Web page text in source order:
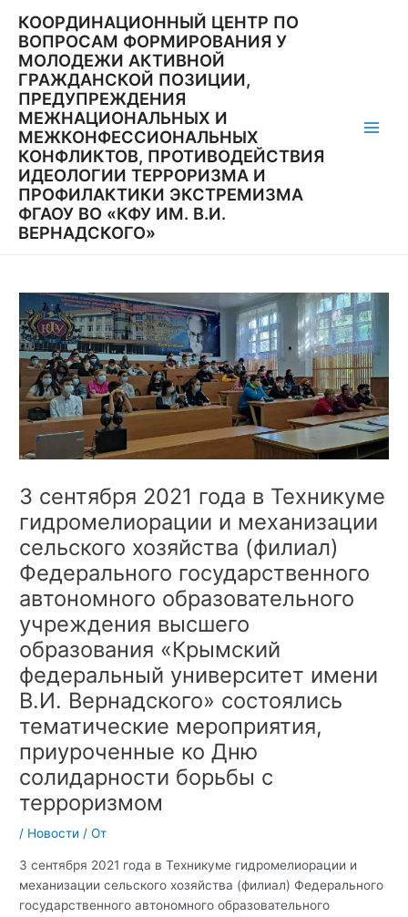
содержимому
КООРДИНАЦИОННЫЙ ЦЕНТР ПО
ВОПРОСАМ ФОРМИРОВАНИЯ У
МОЛОДЕЖИ АКТИВНОЙ
ГРАЖДАНСКОЙ ПОЗИЦИИ,
ПРЕДУПРЕЖДЕНИЯ
МЕЖНАЦИОНАЛЬНЫХ И
МЕЖКОНФЕССИОНАЛЬНЫХ
КОНФЛИКТОВ, ПРОТИВОДЕЙСТВИЯ
ИДЕОЛОГИИ ТЕРРОРИЗМА И
ПРОФИЛАКТИКИ ЭКСТРЕМИЗМА
ФГАОУ ВО «КФУ ИМ. В.И.
ВЕРНАДСКОГО»
3 сентября 2021 года в Техникуме
гидромелиорации и механизации
сельского хозяйства (филиал)
Федерального государственного
автономного образовательного
учреждения высшего
образования «Крымский
федеральный университет имени
В.И. Вернадского» состоялись
тематические мероприятия,
приуроченные ко Дню
солидарности борьбы с
терроризмом
/ Новости / От
3 сентября 2021 года в Техникуме гидромелиорации и
механизации сельского хозяйства (филиал) Федерального
государственного автономного образовательного